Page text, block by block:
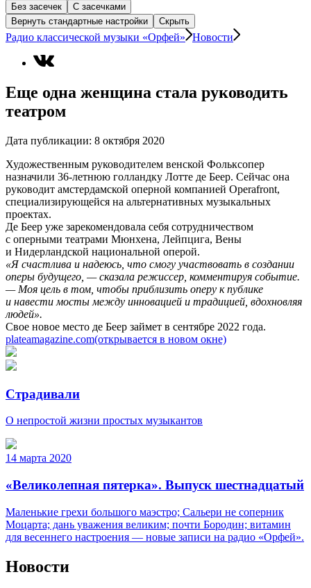
Без засечек
С засечками
Вернуть стандартные настройки
Скрыть
Радио классической музыки «Орфей» Новости
Еще одна женщина стала руководить
театром
Дата публикации: 8 октября 2020
Художественным руководителем венской Фольксопер
назначили 36-летнюю голландку Лотте де Беер. Сейчас она
руководит амстердамской оперной компанией Operafront,
специализирующейся на альтернативных музыкальных
проектах.
Де Беер уже зарекомендовала себя сотрудничеством
с оперными театрами Мюнхена, Лейпцига, Вены
и Нидерландской национальной оперой.
«Я счастлива и надеюсь, что смогу участвовать в создании
оперы будущего, — сказала режиссер, комментируя событие.
— Моя цель в том, чтобы приблизить оперу к публике
и навести мосты между инновацией и традицией, вдохновляя
людей».
Свое новое место де Беер займет в сентябре 2022 года.
plateamagazine.com(открывается в новом окне)
Страдивали
О непростой жизни простых музыкантов
14 марта 2020
«Великолепная пятерка». Выпуск шестнадцатый
Маленькие грехи большого маэстро; Сальери не соперник
Моцарта; дань уважения великим; почти Бородин; витамин
для весеннего настроения — новые записи на радио «Орфей».
Новости